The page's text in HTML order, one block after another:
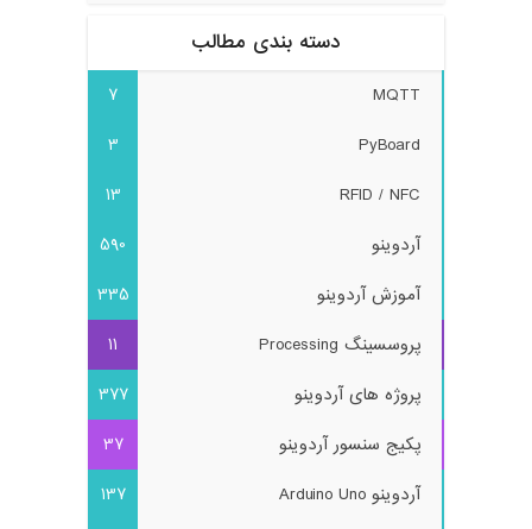
دسته بندی مطالب
MQTT
7
PyBoard
3
RFID / NFC
13
آردوینو
590
آموزش آردوینو
335
پروسسینگ Processing
11
پروژه های آردوینو
377
پکیج سنسور آردوینو
37
آردوینو Arduino Uno
137